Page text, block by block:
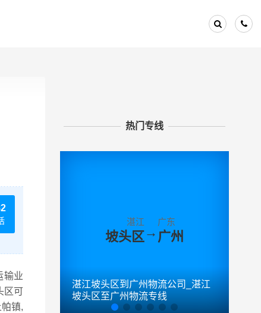
输业
区可
镇,
热门专线
湛江
坡头区→
广东
广州
湛江坡头区到广州物流公司_湛江
坡头区至广州物流专线